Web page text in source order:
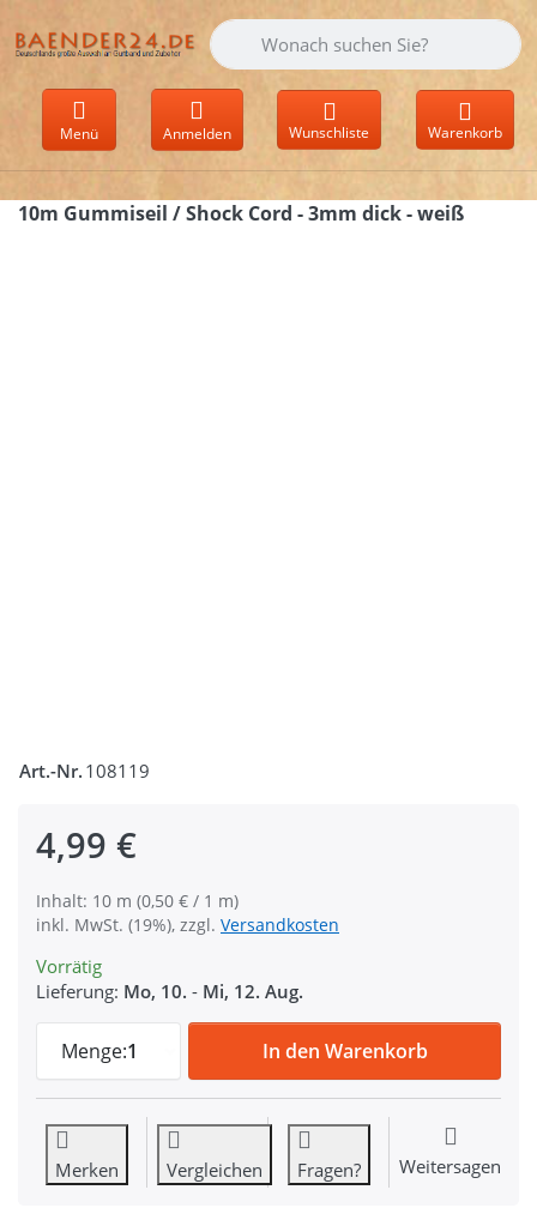
Geben Sie einen Suchbegriff ein.
Menü Anmelden Wunschliste Warenkorb
10m Gummiseil / Shock Cord - 3mm dick - weiß
Art.-Nr. 108119
4,99 €
Inhalt: 10 m (0,50 € / 1 m)
inkl. MwSt. (19%), zzgl. Versandkosten
Vorrätig
Lieferung: Mo, 10. - Mi, 12. Aug.
Menge:1
10m Gummiseil / Shock Cord - 3mm dick
In den Warenkorb
Merken Vergleichen Fragen? Weitersagen